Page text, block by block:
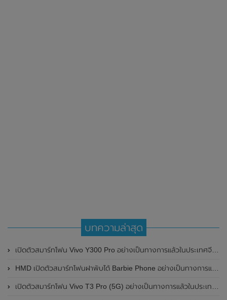
บทความล่าสุด
เปิดตัวสมาร์ทโฟน Vivo Y300 Pro อย่างเป็นทางการแล้วในประเทศจีน มาพร้อมดีไซน์พรีเมี่ยม ทนทาน และแบตเตอรี่สุดอึดขนาดใหญ่ 6,500mAh พร้อมรองรับการชาร์จไว 80W
HMD เปิดตัวสมาร์ทโฟนฝาพับได้ Barbie Phone อย่างเป็นทางการแล้ว มาพร้อมธีมสีชมพูสดใส
เปิดตัวสมาร์ทโฟน Vivo T3 Pro (5G) อย่างเป็นทางการแล้วในประเทศอินเดีย